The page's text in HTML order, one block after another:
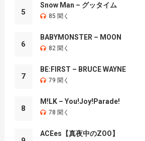
5
Snow Man – グッタイム
85 聞く
6
BABYMONSTER – MOON
82 聞く
7
BE:FIRST – BRUCE WAYNE
79 聞く
8
M!LK – You!Joy!Parade!
78 聞く
ACEes【真夜中のZOO】